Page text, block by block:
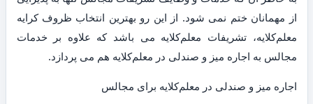
از مهمانان ختم نمی شود. از این رو بهترین انتخاب ظروف کرایه
معلم‌کلایه، تشریفات معلم‌کلایه می باشد که علاوه بر خدمات
مجالس به اجاره میز و صندلی در معلم‌کلایه هم می پردازد.
اجاره میز و صندلی در معلم‌کلایه برای مجالس